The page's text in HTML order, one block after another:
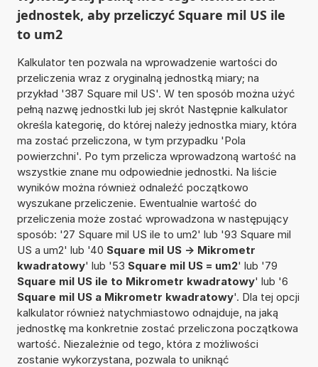
jednostek, aby przeliczyć Square mil US ile
to um2
Kalkulator ten pozwala na wprowadzenie wartości do
przeliczenia wraz z oryginalną jednostką miary; na
przykład '387 Square mil US'. W ten sposób można użyć
pełną nazwę jednostki lub jej skrót Następnie kalkulator
określa kategorię, do której należy jednostka miary, która
ma zostać przeliczona, w tym przypadku 'Pola
powierzchni'. Po tym przelicza wprowadzoną wartość na
wszystkie znane mu odpowiednie jednostki. Na liście
wyników można również odnaleźć początkowo
wyszukane przeliczenie. Ewentualnie wartość do
przeliczenia może zostać wprowadzona w następujący
sposób: '27 Square mil US ile to um2' lub '93 Square mil
US a um2' lub '40 Square mil US -> Mikrometr
kwadratowy' lub '53 Square mil US = um2' lub '79
Square mil US ile to Mikrometr kwadratowy' lub '6
Square mil US a Mikrometr kwadratowy'. Dla tej opcji
kalkulator również natychmiastowo odnajduje, na jaką
jednostkę ma konkretnie zostać przeliczona początkowa
wartość. Niezależnie od tego, która z możliwości
zostanie wykorzystana, pozwala to uniknąć